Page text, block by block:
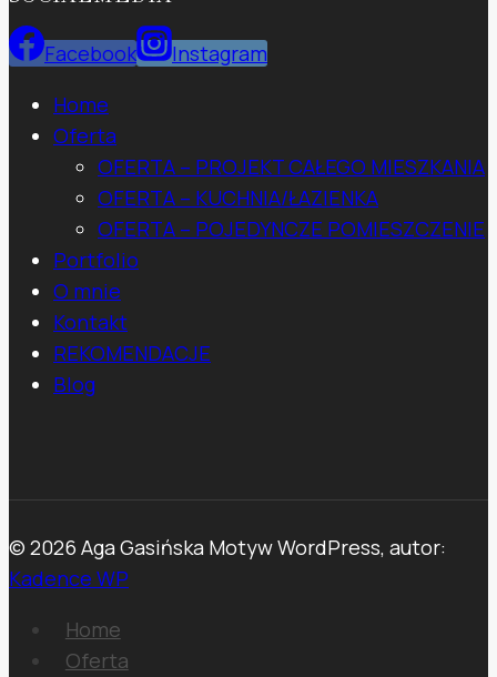
Facebook
Instagram
Home
Oferta
OFERTA – PROJEKT CAŁEGO MIESZKANIA
OFERTA – KUCHNIA/ŁAZIENKA
OFERTA – POJEDYNCZE POMIESZCZENIE
Portfolio
O mnie
Kontakt
REKOMENDACJE
Blog
© 2026 Aga Gasińska Motyw WordPress, autor:
Kadence WP
Home
Oferta